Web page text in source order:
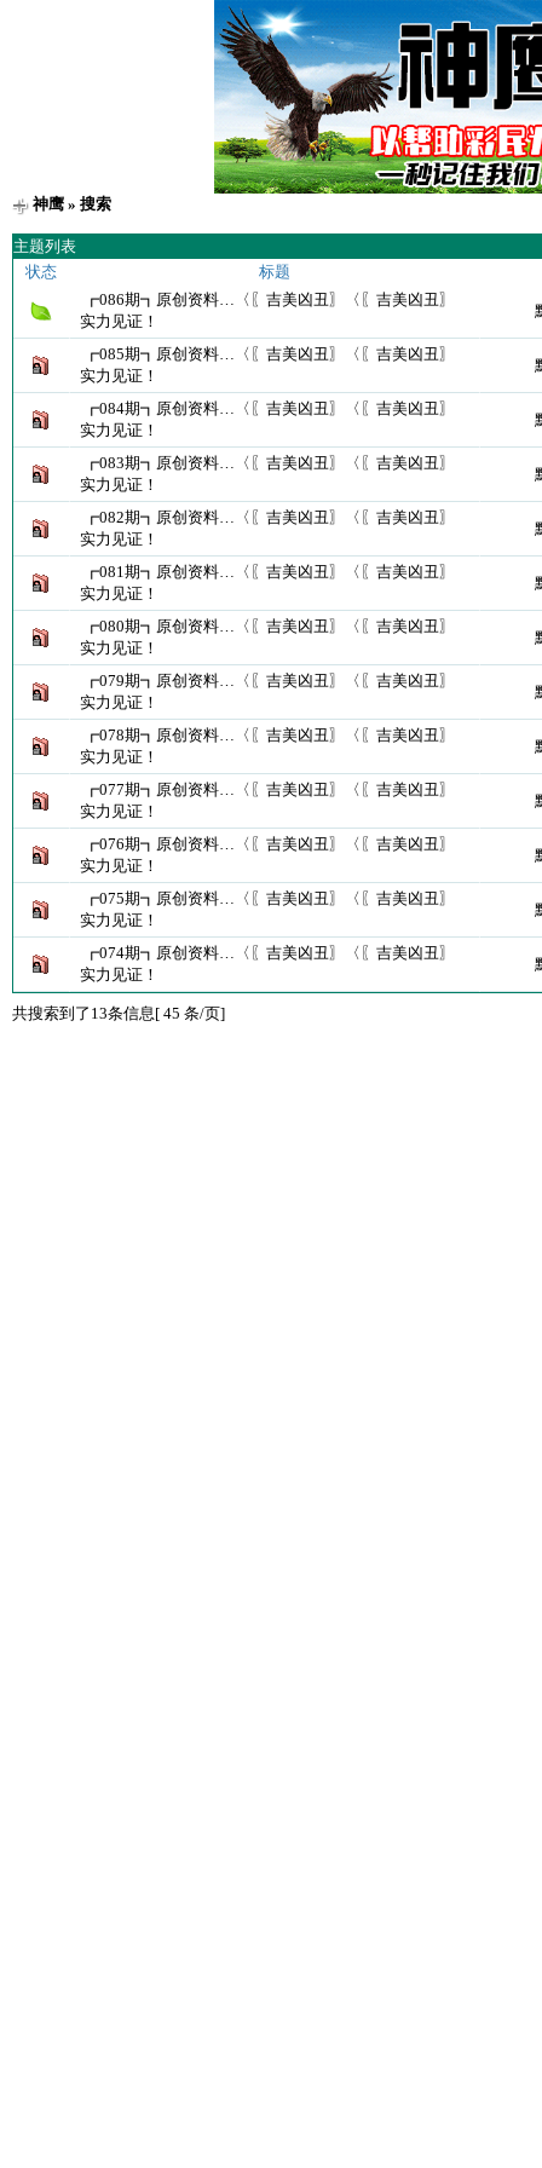
神鹰» 搜索
主题列表
状态
标题
┏086期┓原创资料…〈〖吉美凶丑〗〈〖吉美凶丑〗
实力见证！
┏085期┓原创资料…〈〖吉美凶丑〗〈〖吉美凶丑〗
实力见证！
┏084期┓原创资料…〈〖吉美凶丑〗〈〖吉美凶丑〗
实力见证！
┏083期┓原创资料…〈〖吉美凶丑〗〈〖吉美凶丑〗
实力见证！
┏082期┓原创资料…〈〖吉美凶丑〗〈〖吉美凶丑〗
实力见证！
┏081期┓原创资料…〈〖吉美凶丑〗〈〖吉美凶丑〗
实力见证！
┏080期┓原创资料…〈〖吉美凶丑〗〈〖吉美凶丑〗
实力见证！
┏079期┓原创资料…〈〖吉美凶丑〗〈〖吉美凶丑〗
实力见证！
┏078期┓原创资料…〈〖吉美凶丑〗〈〖吉美凶丑〗
实力见证！
┏077期┓原创资料…〈〖吉美凶丑〗〈〖吉美凶丑〗
实力见证！
┏076期┓原创资料…〈〖吉美凶丑〗〈〖吉美凶丑〗
实力见证！
┏075期┓原创资料…〈〖吉美凶丑〗〈〖吉美凶丑〗
实力见证！
┏074期┓原创资料…〈〖吉美凶丑〗〈〖吉美凶丑〗
实力见证！
共搜索到了13条信息[ 45 条/页]